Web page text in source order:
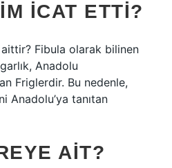
ICAT ETTI?
Fibula olarak bilinen
Anadolu
Friglerdir. Bu nedenle,
Anadolu’ya tanıtan
AIT?